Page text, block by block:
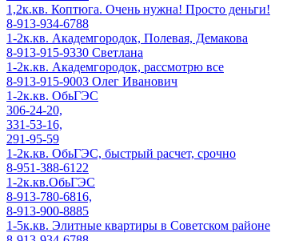
1,2к.кв. Коптюга. Очень нужна! Просто деньги!
8-913-934-6788
1-2к.кв. Академгородок, Полевая, Демакова
8-913-915-9330 Светлана
1-2к.кв. Академгородок, рассмотрю все
8-913-915-9003 Олег Иванович
1-2к.кв. ОбьГЭС
306-24-20,
331-53-16,
291-95-59
1-2к.кв. ОбьГЭС, быстрый расчет, срочно
8-951-388-6122
1-2к.кв.ОбьГЭС
8-913-780-6816,
8-913-900-8885
1-5к.кв. Элитные квартиры в Советском районе